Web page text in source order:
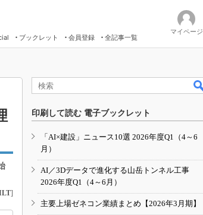
ブックレット 会員登録 全記事一覧
マイページ
]
印刷して読む 電子ブックレット
「AI×建設」ニュース10選 2026年度Q1（4～6
月）
AI／3Dデータで進化する山岳トンネル工事
2026年度Q1（4～6月）
主要上場ゼネコン業績まとめ【2026年3月期】